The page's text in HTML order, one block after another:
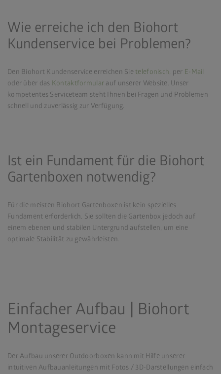
Wie erreiche ich den Biohort
Kundenservice bei Problemen?
Den Biohort Kundenservice erreichen Sie telefonisch, per E-Mail
oder über das Kontaktformular auf unserer Website. Unser
kompetentes Serviceteam steht Ihnen bei Fragen und Problemen
schnell und zuverlässig zur Verfügung.
Ist ein Fundament für die Biohort
Gartenboxen notwendig?
Für die meisten Biohort Gartenboxen ist kein spezielles
Fundament erforderlich. Sie sollten die Gartenbox jedoch auf
einem ebenen und stabilen Untergrund aufstellen, um eine
optimale Stabilität zu gewährleisten.
Einfacher Aufbau | Biohort
Montageservice
Der Aufbau unserer Outdoorboxen kann mit Hilfe unserer
intuitiven Aufbauanleitungen mit Fotos / 3D-Darstellungen einfach